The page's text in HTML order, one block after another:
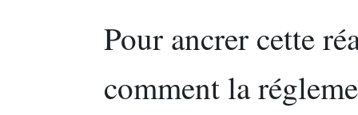
Pour ancrer cette
comment la